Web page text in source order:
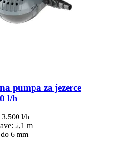
pumpa za jezerce
l/h
3.500 l/h
2,1 m
6 mm